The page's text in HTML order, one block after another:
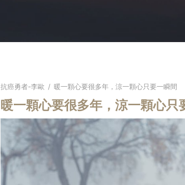
抗癌勇者-李歐 / 暖一顆心要很多年，涼一顆心只要一瞬間
暖一顆心要很多年，涼一顆心只